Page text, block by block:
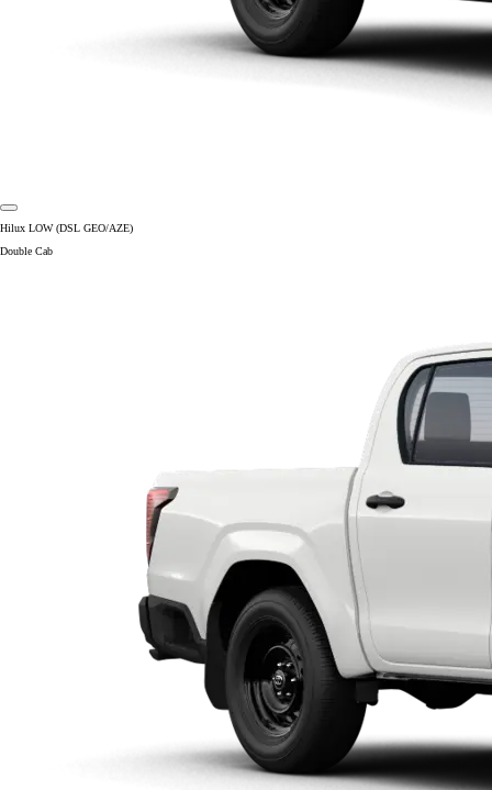
Hilux LOW (DSL GEO/AZE)
Double Cab